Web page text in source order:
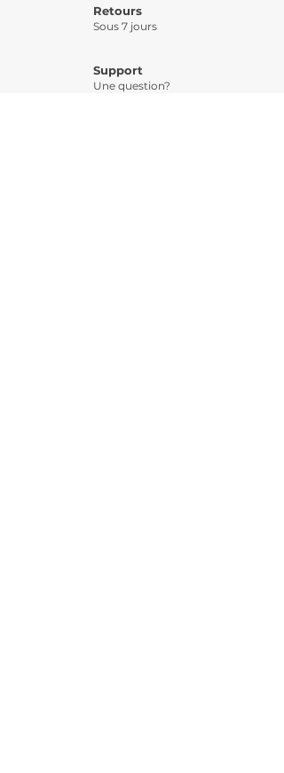
Retours
Sous 7 jours
Support
Une question?